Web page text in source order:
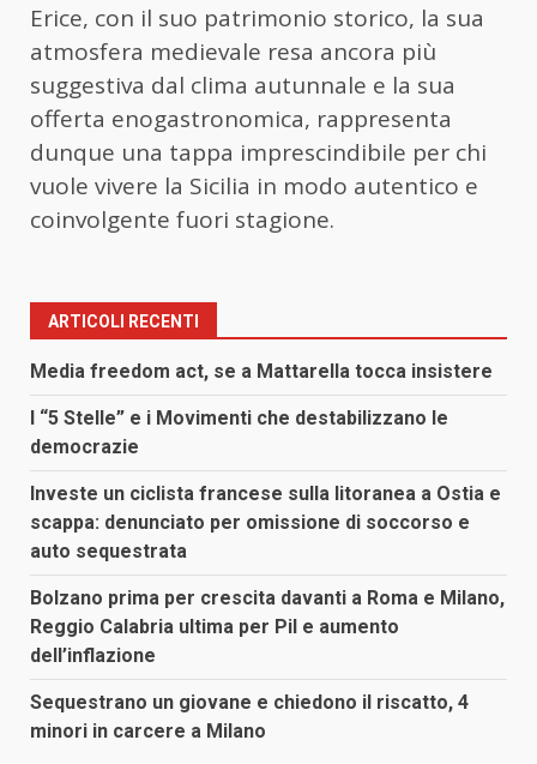
Erice, con il suo patrimonio storico, la sua
atmosfera medievale resa ancora più
suggestiva dal clima autunnale e la sua
offerta enogastronomica, rappresenta
dunque una tappa imprescindibile per chi
vuole vivere la Sicilia in modo autentico e
coinvolgente fuori stagione.
ARTICOLI RECENTI
Media freedom act, se a Mattarella tocca insistere
I “5 Stelle” e i Movimenti che destabilizzano le
democrazie
Investe un ciclista francese sulla litoranea a Ostia e
scappa: denunciato per omissione di soccorso e
auto sequestrata
Bolzano prima per crescita davanti a Roma e Milano,
Reggio Calabria ultima per Pil e aumento
dell’inflazione
Sequestrano un giovane e chiedono il riscatto, 4
minori in carcere a Milano